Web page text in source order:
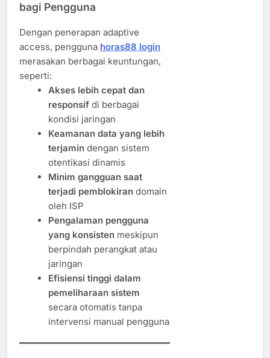
bagi Pengguna
Dengan penerapan adaptive
access, pengguna horas88 login
merasakan berbagai keuntungan,
seperti:
Akses lebih cepat dan
responsifdi berbagai
kondisi jaringan
Keamanan data yang lebih
terjamindengan sistem
otentikasi dinamis
Minim gangguan saat
terjadi pemblokirandomain
oleh ISP
Pengalaman pengguna
yang konsistenmeskipun
berpindah perangkat atau
jaringan
Efisiensi tinggi dalam
pemeliharaan sistem
secara otomatis tanpa
intervensi manual pengguna